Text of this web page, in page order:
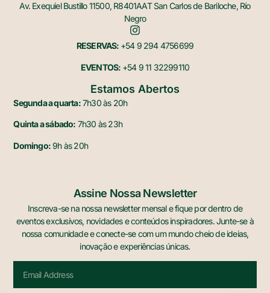
Av. Exequiel Bustillo 11500, R8401AAT San Carlos de Bariloche, Río
Negro
RESERVAS: +54 9 294 4756699
EVENTOS: +54 9 11 32299110
Estamos Abertos
Segunda a quarta:7h30 às 20h
Quinta a sábado: 7h30 às 23h
Domingo:9h às 20h
Assine Nossa Newsletter
Inscreva-se na nossa newsletter mensal e fique por dentro de
eventos exclusivos, novidades e conteúdos inspiradores. Junte-se à
nossa comunidade e conecte-se com um mundo cheio de ideias,
inovação e experiências únicas.